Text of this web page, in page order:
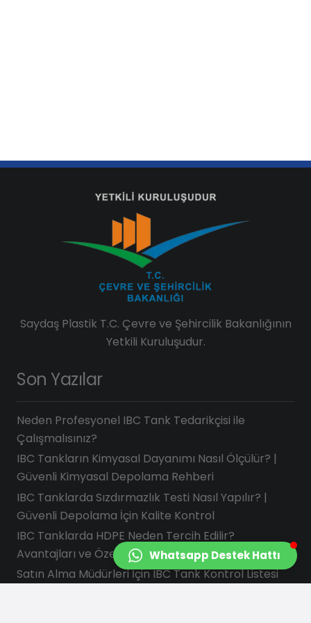
Saydaş Plastik T.C. Çevre ve Şehircilik Bakanlığının
Yetkili Kuruluşudur.
Son Yazılar
Neden Profesyonel IBC Tank Tedarikçisi ile
Çalışmalısınız?
IBC Tankların Kimyasal Dayanımı Nasıl Ölçülür? |
Güvenli Kimyasal Depolama Rehberi
IBC Tanklarda Sızdırmazlık Testi Nasıl Yapılır? |
Güvenli Depolama İçin Kalite Kontrol
IBC Tanklarda HDPE Neden Tercih Edilir?
Avantajları ve Özellikleri
Satın Alma Müdürleri İçin IBC Tank Kontrol Listesi
Whatsapp Destek Hattı